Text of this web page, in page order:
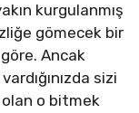
kurgulanmış
gömecek bir
Ancak
sizi
olan o bitmek